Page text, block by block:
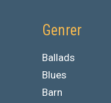
Genrer
Ballads
Blues
Barn